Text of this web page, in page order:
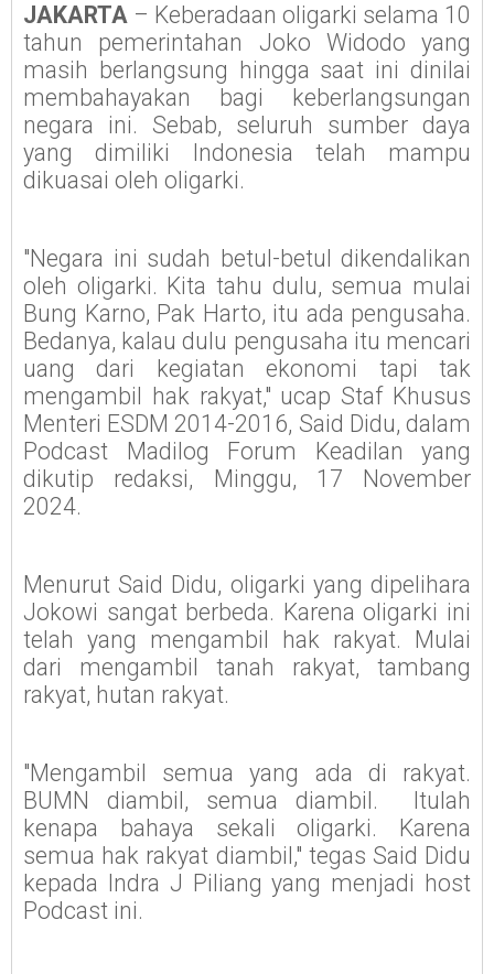
JAKARTA – Keberadaan oligarki selama 10
tahun pemerintahan Joko Widodo yang
masih berlangsung hingga saat ini dinilai
membahayakan bagi keberlangsungan
negara ini. Sebab, seluruh sumber daya
yang dimiliki Indonesia telah mampu
dikuasai oleh oligarki.
"Negara ini sudah betul-betul dikendalikan
oleh oligarki. Kita tahu dulu, semua mulai
Bung Karno, Pak Harto, itu ada pengusaha.
Bedanya, kalau dulu pengusaha itu mencari
uang dari kegiatan ekonomi tapi tak
mengambil hak rakyat," ucap Staf Khusus
Menteri ESDM 2014-2016, Said Didu, dalam
Podcast Madilog Forum Keadilan yang
dikutip redaksi, Minggu, 17 November
2024.
Menurut Said Didu, oligarki yang dipelihara
Jokowi sangat berbeda. Karena oligarki ini
telah yang mengambil hak rakyat. Mulai
dari mengambil tanah rakyat, tambang
rakyat, hutan rakyat.
"Mengambil semua yang ada di rakyat.
BUMN diambil, semua diambil.
Itulah
kenapa bahaya sekali oligarki. Karena
semua hak rakyat diambil," tegas Said Didu
kepada Indra J Piliang yang menjadi host
Podcast ini.